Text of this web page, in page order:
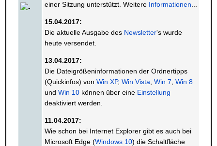
einer Sitzung unterstützt. Weitere Informationen
15.04.2017:
Die aktuelle Ausgabe des Newsletter's wurde
heute versendet.
13.04.2017:
Die Dateigrößeninformationen der Ordnertipps
(Quickinfos) von Win XP, Win Vista Win 7 Win 8
und Win 10können über eine Einstellung
deaktiviert werden.
11.04.2017:
Wie schon bei Internet Explorer gibt es auch bei
Microsoft Edge (Windows 10) die Schaltfläche